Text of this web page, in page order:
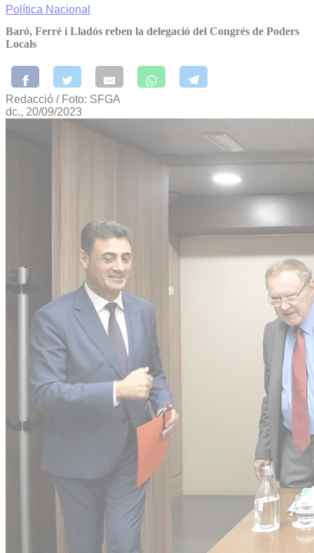
Política Nacional
Baró, Ferré i Lladós reben la delegació del Congrés de Poders
Locals
Redacció / Foto: SFGA
dc., 20/09/2023